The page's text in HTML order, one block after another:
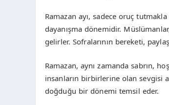
Ramazan ayı, sadece oruç
dayanışma dönemidir.
gelirler. Sofralarının bereketi,
Ramazan, aynı zamanda sabrın,
insanların birbirlerine olan sevgisi
doğduğu bir dönemi temsil eder.